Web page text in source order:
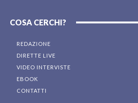
COSA CERCHI?
REDAZIONE
DIRETTE LIVE
VIDEO INTERVISTE
EBOOK
CONTATTI